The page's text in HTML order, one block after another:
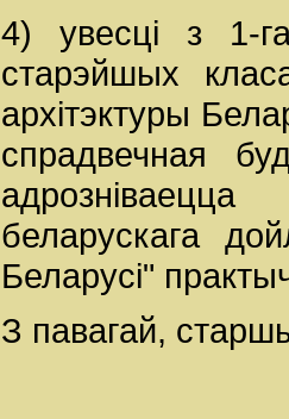
4) увесці з 1-
старэйшых
архітэктуры
спрадвечная
беларускага
Беларусі"
З павагай,